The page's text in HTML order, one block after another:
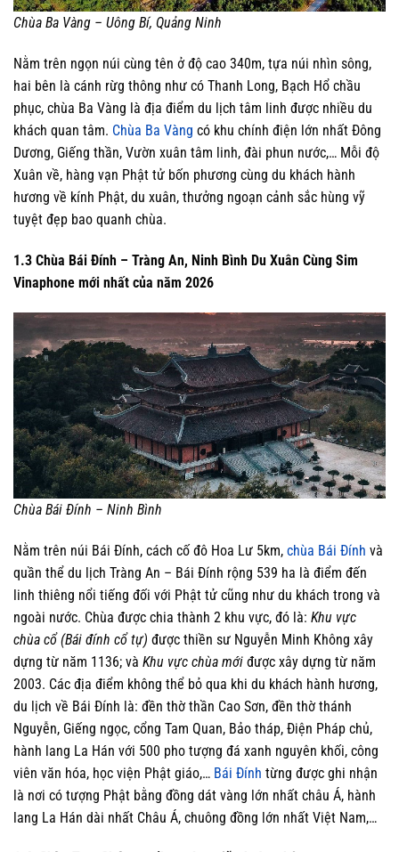
Chùa Ba Vàng – Uông Bí, Quảng Ninh
Nằm trên ngọn núi cùng tên ở độ cao 340m, tựa núi nhìn sông,
hai bên là cánh rừg thông như có Thanh Long, Bạch Hổ chầu
phục, chùa Ba Vàng là địa điểm du lịch tâm linh được nhiều du
khách quan tâm. Chùa Ba Vàng có khu chính điện lớn nhất Đông
Dương, Giếng thần, Vườn xuân tâm linh, đài phun nước,… Mỗi độ
Xuân về, hàng vạn Phật tử bốn phương cùng du khách hành
hương về kính Phật, du xuân, thưởng ngoạn cảnh sắc hùng vỹ
tuyệt đẹp bao quanh chùa.
1.3 Chùa Bái Đính – Tràng An, Ninh Bình Du Xuân Cùng Sim
Vinaphone mới nhất của năm 2026
Chùa Bái Đính – Ninh Bình
Nằm trên núi Bái Đính, cách cố đô Hoa Lư 5km, chùa Bái Đính và
quần thể du lịch Tràng An – Bái Đính rộng 539 ha là điểm đến
linh thiêng nổi tiếng đối với Phật tử cũng như du khách trong và
ngoài nước. Chùa được chia thành 2 khu vực, đó là: Khu vực
chùa cổ (Bái đính cổ tự) được thiền sư Nguyễn Minh Không xây
dựng từ năm 1136; và Khu vực chùa mới được xây dựng từ năm
2003. Các địa điểm không thể bỏ qua khi du khách hành hương,
du lịch về Bái Đính là: đền thờ thần Cao Sơn, đền thờ thánh
Nguyễn, Giếng ngọc, cổng Tam Quan, Bảo tháp, Điện Pháp chủ,
hành lang La Hán với 500 pho tượng đá xanh nguyên khối, công
viên văn hóa, học viện Phật giáo,… Bái Đính từng được ghi nhận
là nơi có tượng Phật bằng đồng dát vàng lớn nhất châu Á, hành
lang La Hán dài nhất Châu Á, chuông đồng lớn nhất Việt Nam,…